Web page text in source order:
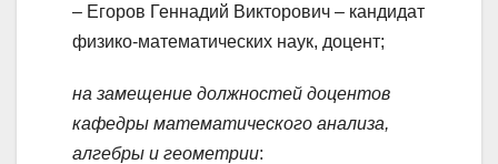
– Егоров Геннадий Викторович – кандидат
физико-математических наук, доцент;
на замещение должностей доцентов
кафедры математического анализа,
алгебры и геометрии: